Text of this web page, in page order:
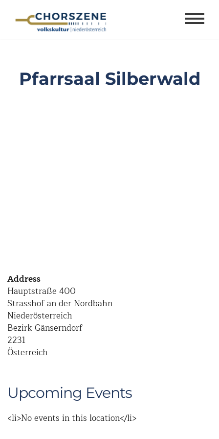
Pfarrsaal Silberwald
Address
Hauptstraße 400
Strasshof an der Nordbahn
Niederösterreich
Bezirk Gänserndorf
2231
Österreich
Upcoming Events
<li>No events in this location</li>